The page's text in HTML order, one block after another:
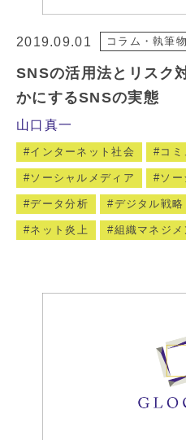
2019.09.01 コラム・執筆物
SNSの活用法とリスク
かにするSNSの実態
山口真一
インターネット社会 コ
ソーシャルメディア ソ
データ分析 デジタル戦略
ネット炎上 組織マネジメ